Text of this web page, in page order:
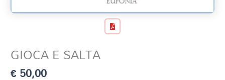
GIOCA E SALTA
€50,00